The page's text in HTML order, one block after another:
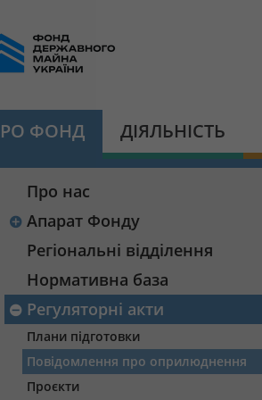
ФОНД ДІЯЛЬНІСТЬ
Про нас
Апарат Фонду
Регіональні відділення
Нормативна база
Регуляторні акти
Плани підготовки
Повідомлення про оприлюднення
Проєкти